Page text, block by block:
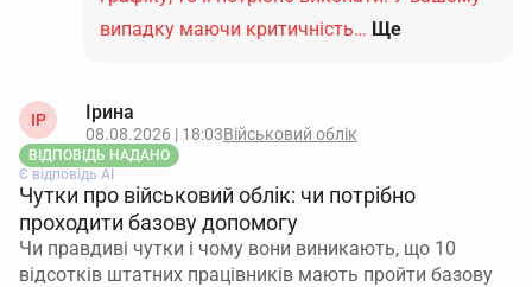
випадку маючи критичність… Ще
ІР Ірина
08.08.2026 | 18:03Військовий облік
ВІДПОВІДЬ НАДАНО
Є відповідь АІ
Чутки про військовий облік: чи потрібно
проходити базову допомогу
Чи правдиві чутки і чому вони виникають, що 10
відсотків штатних працівників мають пройти базову